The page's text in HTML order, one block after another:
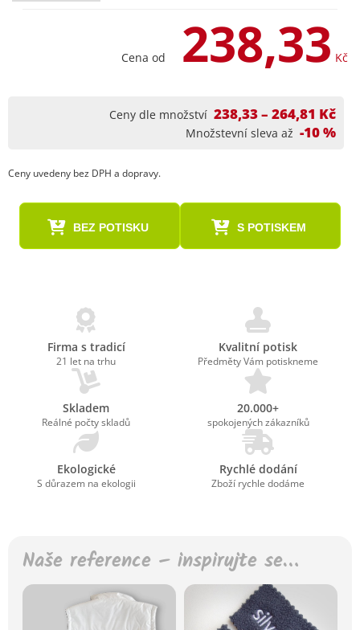
Cena od 238,33 Kč
Ceny dle množství 238,33 – 264,81 Kč
Množstevní sleva až -10 %
Ceny uvedeny bez DPH a dopravy.
BEZ POTISKU S POTISKEM
Firma s tradicí
21 let na trhu
Kvalitní potisk
Předměty Vám potiskneme
Skladem
Reálné počty skladů
20.000+
spokojených zákazníků
Ekologické
S důrazem na ekologii
Rychlé dodání
Zboží rychle dodáme
Naše reference – inspirujte se…